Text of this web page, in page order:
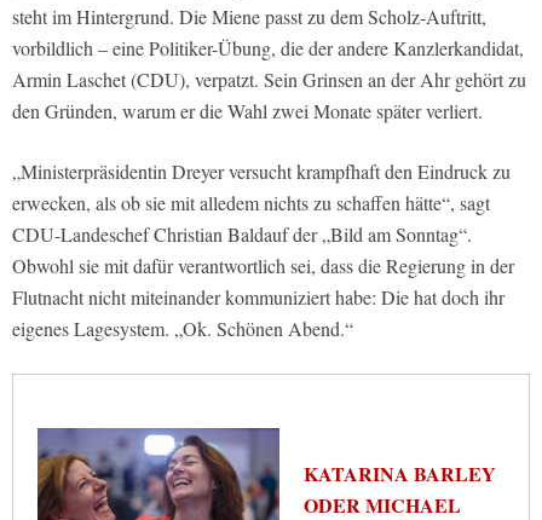
steht im Hintergrund. Die Miene passt zu dem Scholz-Auftritt,
vorbildlich – eine Politiker-Übung, die der andere Kanzlerkandidat,
Armin Laschet (CDU), verpatzt. Sein Grinsen an der Ahr gehört zu
den Gründen, warum er die Wahl zwei Monate später verliert.
„Ministerpräsidentin Dreyer versucht krampfhaft den Eindruck zu
erwecken, als ob sie mit alledem nichts zu schaffen hätte“, sagt
CDU-Landeschef Christian Baldauf der „Bild am Sonntag“.
Obwohl sie mit dafür verantwortlich sei, dass die Regierung in der
Flutnacht nicht miteinander kommuniziert habe: Die hat doch ihr
eigenes Lagesystem. „Ok. Schönen Abend.“
KATARINA BARLEY
ODER MICHAEL